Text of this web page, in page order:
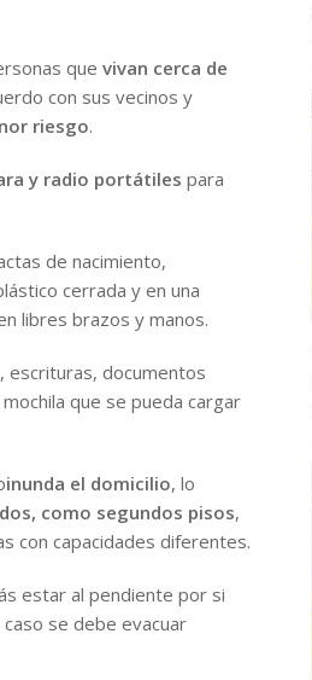
que vivan cerca de
con sus vecinos y
riesgo.
y radio portátiles para
de nacimiento,
cerrada y en una
libres brazos y manos.
escrituras, documentos
que se pueda cargar
inunda el domicilio, lo
como segundos pisos,
con capacidades diferentes.
estar al pendiente por si
se debe evacuar